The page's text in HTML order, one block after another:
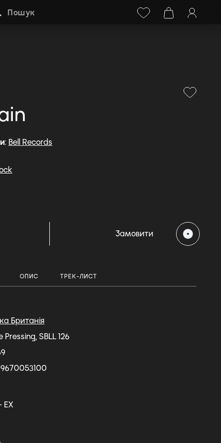
+38 (068) 778-40-38
Пошук
: Bell Records
Замовити
ОПИС ТРЕК-ЛИСТ
Британія
Pressing, SBLL 126
EX